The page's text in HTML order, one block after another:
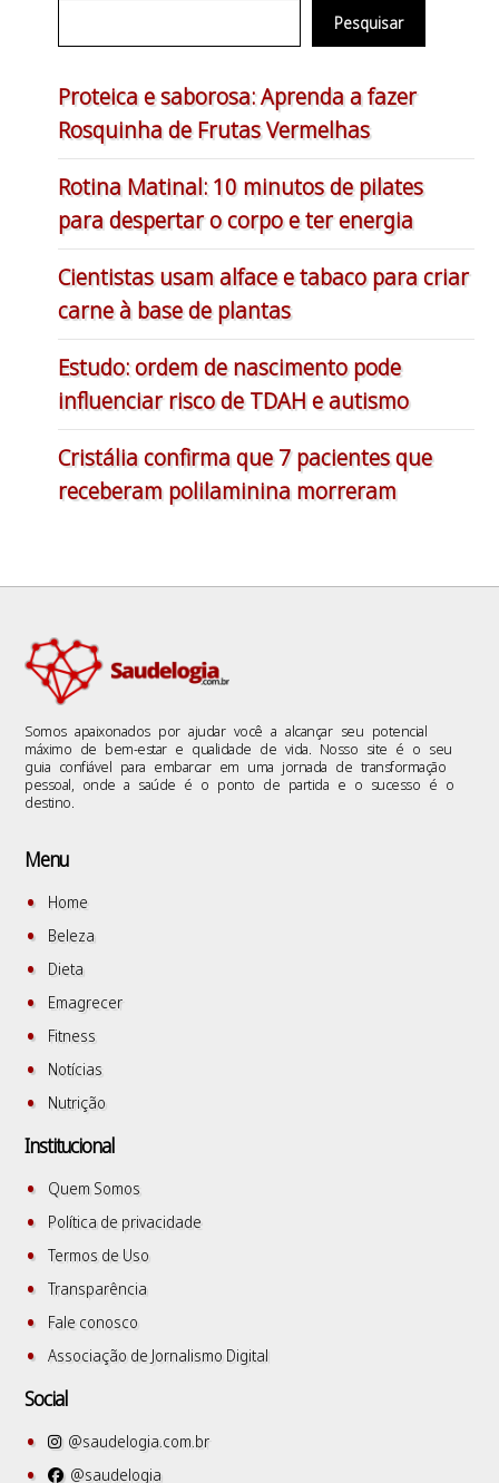
Pesquisar
Proteica e saborosa: Aprenda a fazer
Rosquinha de Frutas Vermelhas
Rotina Matinal: 10 minutos de pilates
para despertar o corpo e ter energia
Cientistas usam alface e tabaco para criar
carne à base de plantas
Estudo: ordem de nascimento pode
influenciar risco de TDAH e autismo
Cristália confirma que 7 pacientes que
receberam polilaminina morreram
Somos apaixonados por ajudar você a alcançar seu potencial
máximo de bem-estar e qualidade de vida. Nosso site é o seu
guia confiável para embarcar em uma jornada de transformação
pessoal, onde a saúde é o ponto de partida e o sucesso é o
destino.
Menu
Home
Beleza
Dieta
Emagrecer
Fitness
Notícias
Nutrição
Institucional
Quem Somos
Política de privacidade
Termos de Uso
Transparência
Fale conosco
Associação de Jornalismo Digital
Social
@saudelogia.com.br
@saudelogia